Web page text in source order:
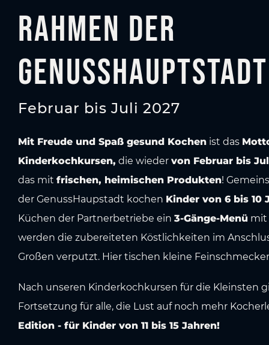
Rahmen der
Februar bis Juli 2027
Mit Freude und Spaß gesund Kochen ist das
Kinderkochkursen, die wieder von Februar bis
das mit frischen, heimischen Produkten!
der GenussHaupstadt kochen Kinder von 6 bis 10
Küchen der Partnerbetriebe ein 3-Gänge-Menü mit
werden die zubereiteten Köstlichkeiten im
Großen verputzt. Hier tischen kleine
Nach unseren Kinderkochkursen für die Kleinsten
Fortsetzung für alle, die Lust auf noch mehr
Edition - für Kinder von 11 bis 15 Jahren!